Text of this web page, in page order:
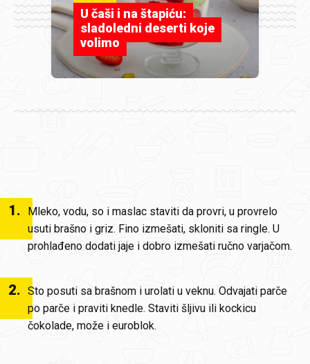
U čaši i na štapiću:
sladoledni deserti koje
volimo
1.
Mleko, vodu, so i maslac staviti da provri, u provrelo
usuti brašno i griz. Fino izmešati, skloniti sa ringle. U
prohlađeno dodati jaje i dobro izmešati ručno varjačom.
2. Sto posuti sa brašnom i urolati u veknu. Odvajati parče
po parče i praviti knedle. Staviti šljivu ili kockicu
čokolade, može i euroblok.